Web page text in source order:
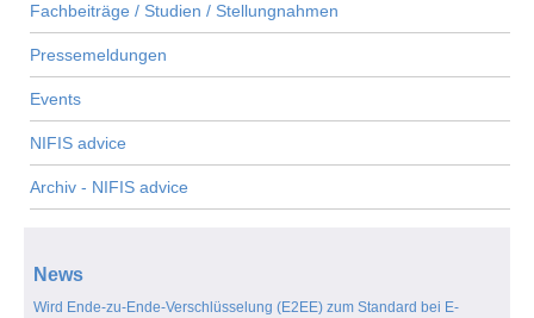
Fachbeiträge / Studien / Stellungnahmen
Pressemeldungen
Events
NIFIS advice
Archiv - NIFIS advice
News
Wird Ende-zu-Ende-Verschlüsselung (E2EE) zum Standard bei E-